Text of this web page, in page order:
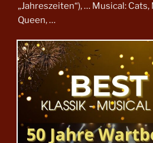
„Jahreszeiten“), … Musical:
Queen, …